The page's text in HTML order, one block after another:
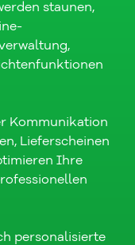
staunen,
Kommunikation
Lieferscheinen
Ihre
personalisierte